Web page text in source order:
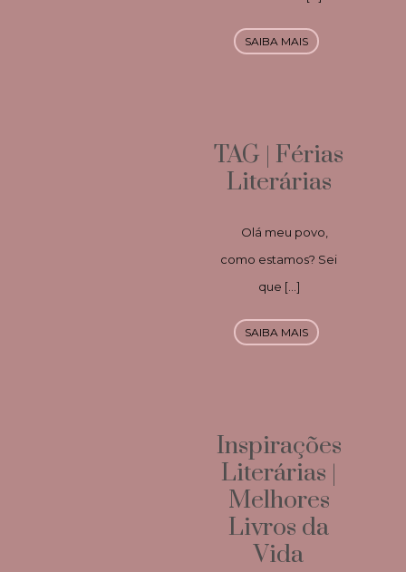
SAIBA MAIS
TAG | Férias
Literárias
Olá meu povo,
como estamos? Sei
que […]
SAIBA MAIS
Inspirações
Literárias |
Melhores
Livros da
Vida